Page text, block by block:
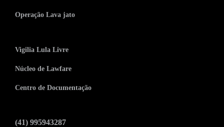
Operação Lava jato
Vigilia Lula Livre
Núcleo de Lawfare
Centro de Documentação
(41) 995943287